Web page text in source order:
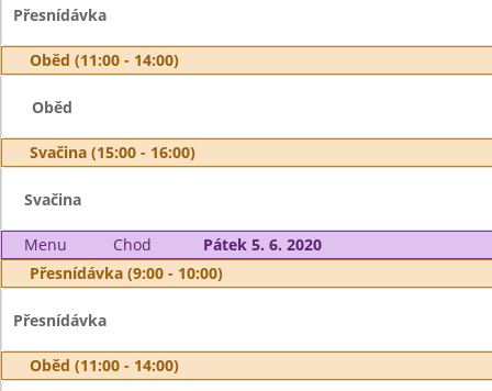
Přesnídávka
Oběd (11:00 - 14:00)
Oběd
Svačina (15:00 - 16:00)
Svačina
Menu Chod
Pátek 5. 6. 2020
Přesnídávka (9:00 - 10:00)
Přesnídávka
Oběd (11:00 - 14:00)